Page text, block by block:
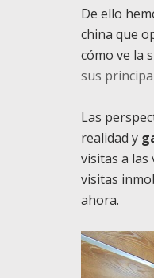
De ello
china que
cómo ve la
sus
Las
realidad y
visitas a las
visitas
ahora.